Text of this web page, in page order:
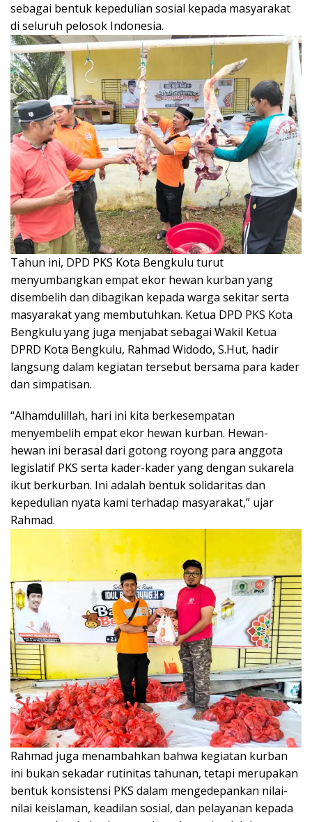
sebagai bentuk kepedulian sosial kepada masyarakat
di seluruh pelosok Indonesia.
Tahun ini, DPD PKS Kota Bengkulu turut
menyumbangkan empat ekor hewan kurban yang
disembelih dan dibagikan kepada warga sekitar serta
masyarakat yang membutuhkan. Ketua DPD PKS Kota
Bengkulu yang juga menjabat sebagai Wakil Ketua
DPRD Kota Bengkulu, Rahmad Widodo, S.Hut, hadir
langsung dalam kegiatan tersebut bersama para kader
dan simpatisan.
“Alhamdulillah, hari ini kita berkesempatan
menyembelih empat ekor hewan kurban. Hewan-
hewan ini berasal dari gotong royong para anggota
legislatif PKS serta kader-kader yang dengan sukarela
ikut berkurban. Ini adalah bentuk solidaritas dan
kepedulian nyata kami terhadap masyarakat,” ujar
Rahmad.
Rahmad juga menambahkan bahwa kegiatan kurban
ini bukan sekadar rutinitas tahunan, tetapi merupakan
bentuk konsistensi PKS dalam mengedepankan nilai-
nilai keislaman, keadilan sosial, dan pelayanan kepada